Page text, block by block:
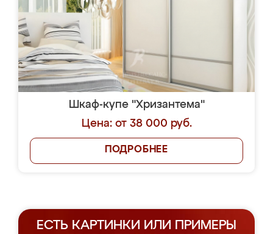
Шкаф-купе "Хризантема"
Цена: от 38 000 руб.
ПОДРОБНЕЕ
ЕСТЬ КАРТИНКИ ИЛИ ПРИМЕРЫ